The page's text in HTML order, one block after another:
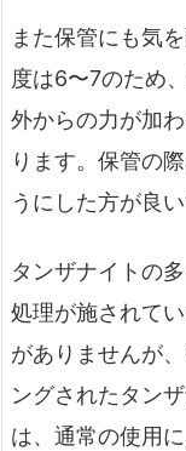
また保管にも気
度は6〜7のため
外からの力が加
ります。保管の
うにした方が良い
タンザナイトの
処理が施されて
がありませんが
ングされたタン
は、通常の使用